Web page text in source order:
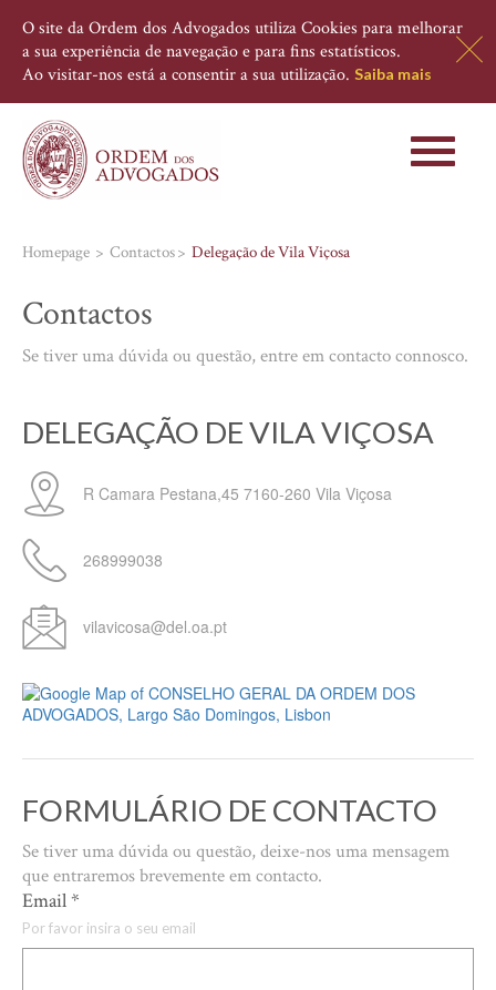
O site da Ordem dos Advogados utiliza Cookies para melhorar
a sua experiência de navegação e para fins estatísticos.
Ao visitar-nos está a consentir a sua utilização. Saiba mais
Toggle
Homepage Contactos Delegação de Vila Viçosa
Contactos
Se tiver uma dúvida ou questão, entre em contacto connosco.
DELEGAÇÃO DE VILA VIÇOSA
R Camara Pestana,45 7160-260 Vila Viçosa
268999038
vilavicosa@del.oa.pt
FORMULÁRIO DE CONTACTO
Se tiver uma dúvida ou questão, deixe-nos uma mensagem
que entraremos brevemente em contacto.
Email*
Por favor insira o seu email